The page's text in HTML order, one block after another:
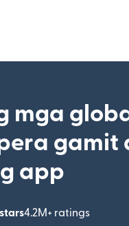
mga
gamit
app
4.2M+ ratings